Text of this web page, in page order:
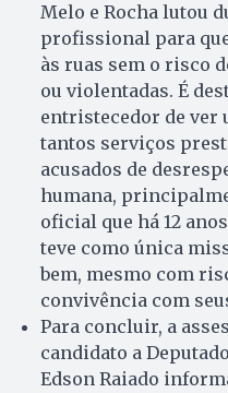
Melo e Rocha lutou
profissional para
às ruas sem o risco
ou violentadas. É
entristecedor de
tantos serviços
acusados de
humana,
oficial que há 12
teve como única
bem, mesmo com
convivência com
Para concluir, a
candidato a
Edson Raiado